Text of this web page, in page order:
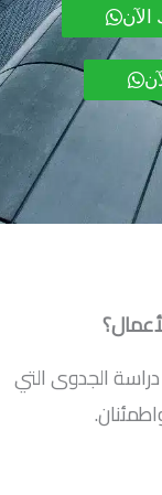
دراسة الجدوى التي